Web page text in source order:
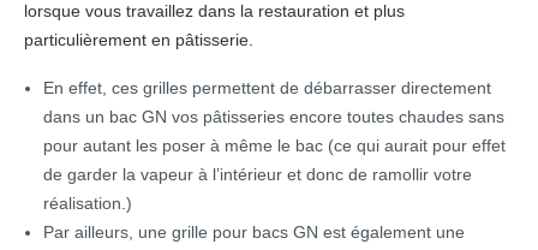
lorsque vous travaillez dans la restauration et plus
particulièrement en pâtisserie.
En effet, ces grilles permettent de débarrasser directement
dans un bac GN vos pâtisseries encore toutes chaudes sans
pour autant les poser à même le bac (ce qui aurait pour effet
de garder la vapeur à l’intérieur et donc de ramollir votre
réalisation.)
Par ailleurs, une grille pour bacs GN est également une